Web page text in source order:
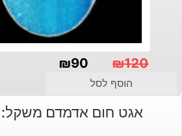
₪120
המקורי
₪90
הנוכחי
הוסף לסל
אגט חום אדמדם משקל: 110 גרם